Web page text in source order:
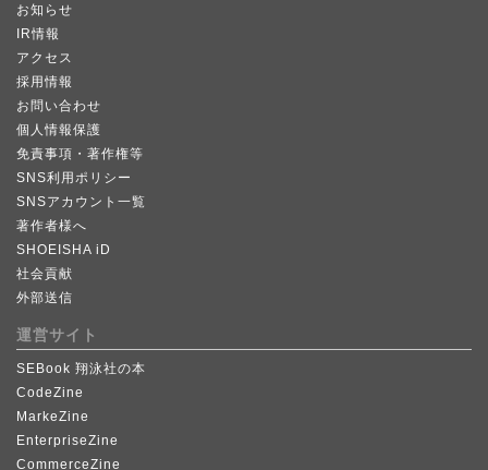
お知らせ
IR情報
アクセス
採用情報
お問い合わせ
個人情報保護
免責事項・著作権等
SNS利用ポリシー
SNSアカウント一覧
著作者様へ
SHOEISHA iD
社会貢献
外部送信
運営サイト
SEBook 翔泳社の本
CodeZine
MarkeZine
EnterpriseZine
CommerceZine